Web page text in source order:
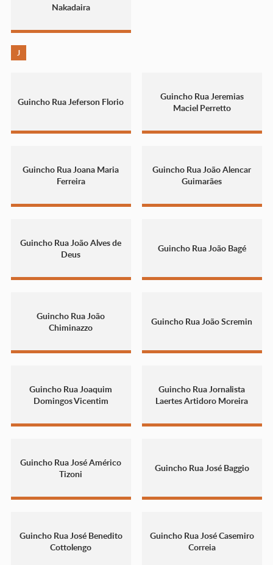
Nakadaira
J
Guincho Rua Jeferson Florio
Guincho Rua Jeremias
Maciel Perretto
Guincho Rua Joana Maria
Ferreira
Guincho Rua João Alencar
Guimarães
Guincho Rua João Alves de
Deus
Guincho Rua João Bagé
Guincho Rua João
Chiminazzo
Guincho Rua João Scremin
Guincho Rua Joaquim
Domingos Vicentim
Guincho Rua Jornalista
Laertes Artidoro Moreira
Guincho Rua José Américo
Tizoni
Guincho Rua José Baggio
Guincho Rua José Benedito
Cottolengo
Guincho Rua José Casemiro
Correia